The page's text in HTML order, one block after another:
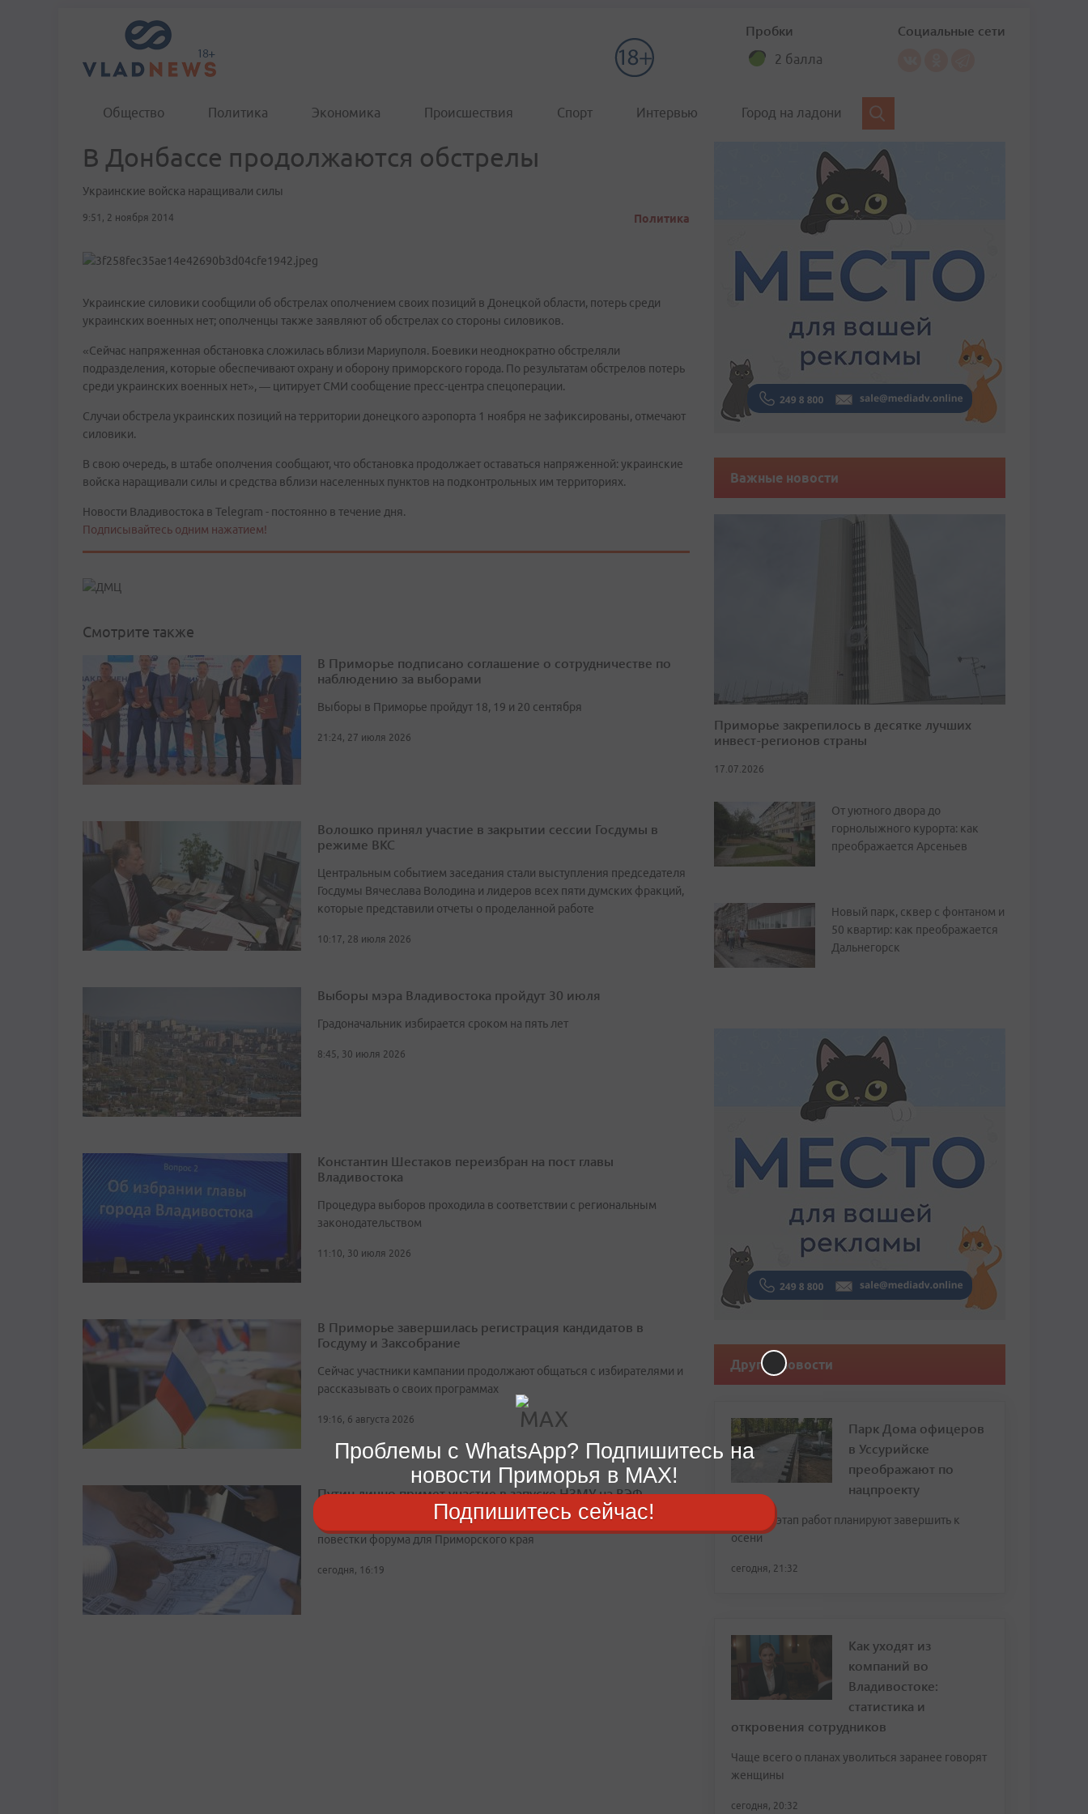
Пробки
2 балла
Социальные сети
Общество Политика Экономика Происшествия Спорт Интервью Город на ладони
В Донбассе продолжаются обстрелы
Украинские войска наращивали силы
9:51, 2 ноября 2014 Политика
Украинские силовики сообщили об обстрелах ополчением своих позиций в Донецкой области, потерь среди
украинских военных нет; ополченцы также заявляют об обстрелах со стороны силовиков.
«Сейчас напряженная обстановка сложилась вблизи Мариуполя. Боевики неоднократно обстреляли
подразделения, которые обеспечивают охрану и оборону приморского города. По результатам обстрелов потерь
среди украинских военных нет», — цитирует СМИ сообщение пресс-центра спецоперации.
Случаи обстрела украинских позиций на территории донецкого аэропорта 1 ноября не зафиксированы, отмечают
силовики.
В свою очередь, в штабе ополчения сообщают, что обстановка продолжает оставаться напряженной: украинские
войска наращивали силы и средства вблизи населенных пунктов на подконтрольных им территориях.
Новости Владивостока в Telegram - постоянно в течение дня.
Подписывайтесь одним нажатием!
Смотрите также
В Приморье подписано соглашение о сотрудничестве по
наблюдению за выборами
Выборы в Приморье пройдут 18, 19 и 20 сентября
21:24, 27 июля 2026
Волошко принял участие в закрытии сессии Госдумы в
режиме ВКС
Центральным событием заседания стали выступления председателя
Госдумы Вячеслава Володина и лидеров всех пяти думских фракций,
которые представили отчеты о проделанной работе
10:17, 28 июля 2026
Выборы мэра Владивостока пройдут 30 июля
Градоначальник избирается сроком на пять лет
8:45, 30 июля 2026
Константин Шестаков переизбран на пост главы
Владивостока
Процедура выборов проходила в соответствии с региональным
законодательством
11:10, 30 июля 2026
В Приморье завершилась регистрация кандидатов в
Госдуму и Заксобрание
Сейчас участники кампании продолжают общаться с избирателями и
рассказывать о своих программах
19:16, 6 августа 2026
Путин лично примет участие в запуске НЗМУ на ВЭФ
Ввод завода в эксплуатацию станет центральным событием деловой
повестки форума для Приморского края
сегодня, 16:19
Важные новости
Приморье закрепилось в десятке лучших
инвест-регионов страны
17.07.2026
От уютного двора до
горнолыжного курорта: как
преображается Арсеньев
Новый парк, сквер с фонтаном и
50 квартир: как преображается
Дальнегорск
Другие новости
Парк Дома офицеров
в Уссурийске
преображают по
нацпроекту
Первый этап работ планируют завершить к
осени
сегодня, 21:32
Как уходят из
компаний во
Владивостоке:
статистика и
откровения сотрудников
Чаще всего о планах уволиться заранее говорят
женщины
сегодня, 20:32
Проблемы с WhatsApp? Подпишитесь на
новости Приморья в MAX!
Подпишитесь сейчас!